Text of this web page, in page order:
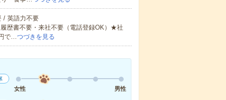
/ 英語力不要
歴書不要・来社不要（電話登録OK）★社
で…つづきを見る
女性
男性